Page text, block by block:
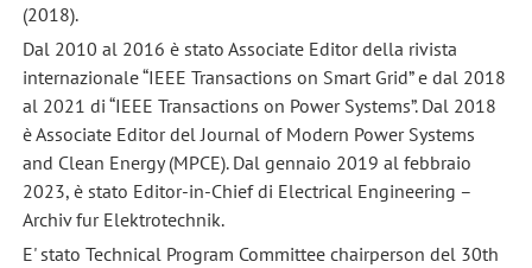
(2018).
Dal 2010 al 2016 è stato Associate Editor della rivista
internazionale “IEEE Transactions on Smart Grid” e dal 2018
al 2021 di “IEEE Transactions on Power Systems”. Dal 2018
è Associate Editor del Journal of Modern Power Systems
and Clean Energy (MPCE). Dal gennaio 2019 al febbraio
2023, è stato Editor-in-Chief di Electrical Engineering –
Archiv fur Elektrotechnik.
E' stato Technical Program Committee chairperson del 30th